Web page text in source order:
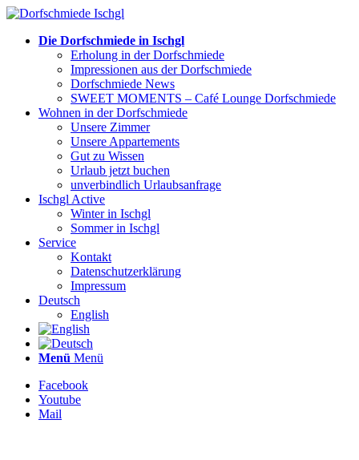
Die Dorfschmiede in Ischgl
Erholung in der Dorfschmiede
Impressionen aus der Dorfschmiede
Dorfschmiede News
SWEET MOMENTS – Café Lounge Dorfschmiede
Wohnen in der Dorfschmiede
Unsere Zimmer
Unsere Appartements
Gut zu Wissen
Urlaub jetzt buchen
unverbindlich Urlaubsanfrage
Ischgl Active
Winter in Ischgl
Sommer in Ischgl
Service
Kontakt
Datenschutzerklärung
Impressum
Deutsch
English
Menü Menü
Facebook
Youtube
Mail